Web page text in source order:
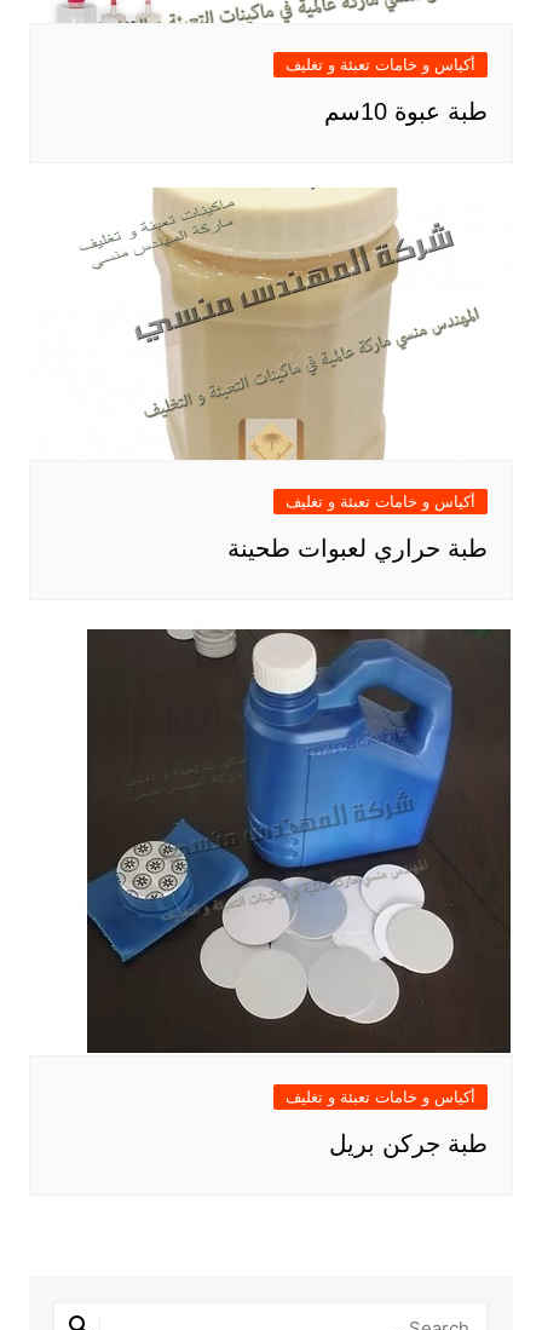
أكياس و خامات تعبئة و تغليف
طبة عبوة 10سم
أكياس و خامات تعبئة و تغليف
طبة حراري لعبوات طحينة
أكياس و خامات تعبئة و تغليف
طبة جركن بريل